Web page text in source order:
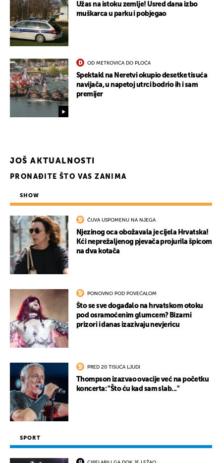
Užas na istoku zemlje! Usred dana izbo
muškarca u parku i pobjegao
OD METKOVIĆA DO PLOČA
Spektakl na Neretvi okupio desetke tisuća
navijača, u napetoj utrci bodrio ih i sam
premijer
JOŠ AKTUALNOSTI
PRONAĐITE ŠTO VAS ZANIMA
SHOW
ČUVA USPOMENU NA NJEGA
Njezinog oca obožavala je cijela Hrvatska!
Kći neprežaljenog pjevača projurila špicom
na dva kotača
PONOVNO POD POVEĆALOM
Što se sve događalo na hrvatskom otoku
pod osramoćenim glumcem? Bizarni
prizori i danas izazivaju nevjericu
PRED 20 TISUĆA LJUDI
Thompson izazvao ovacije već na početku
koncerta: "Što ću kad sam slab..."
SPORT